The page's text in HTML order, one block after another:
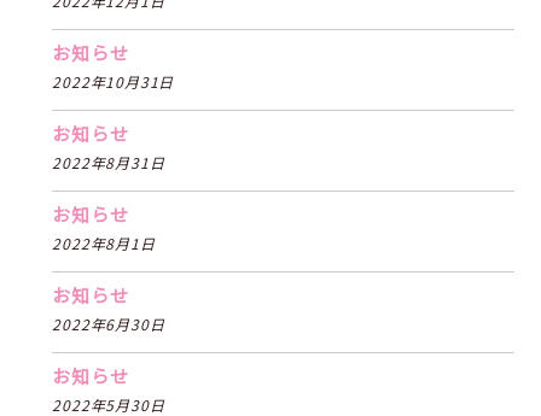
お知らせ
2022年10月31日
お知らせ
2022年8月31日
お知らせ
2022年8月1日
お知らせ
2022年6月30日
お知らせ
2022年5月30日